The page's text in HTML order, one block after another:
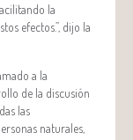
la
efectos.”, dijo la
a la
de la discusión
las
naturales,